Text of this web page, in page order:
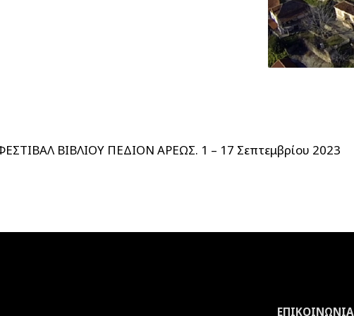
ΒΙΒΛΙΟΥ ΠΕΔΙΟΝ ΑΡΕΩΣ. 1 – 17 Σεπτεμβρίου 2023
ΕΠΙΚΟΙΝΩΝΙΑ